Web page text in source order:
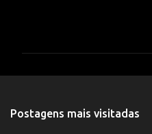
Postagens mais visitadas